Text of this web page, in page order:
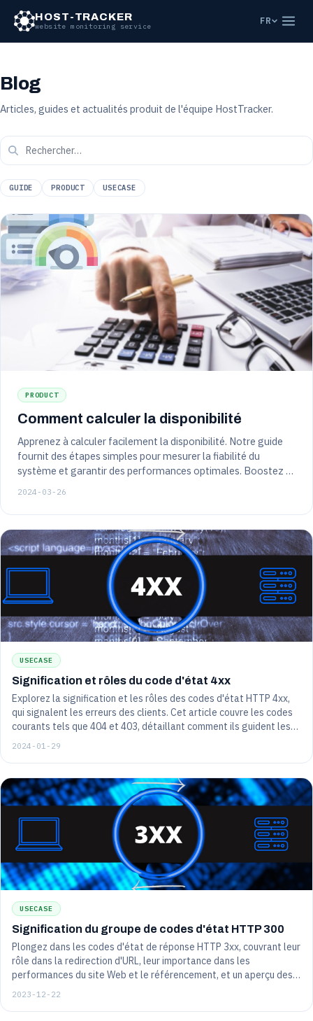
Aller au contenu principal
HOST-TRACKER
website monitoring service
FR
Blog
Articles, guides et actualités produit de l'équipe HostTracker.
GUIDE PRODUCT USECASE
PRODUCT
Comment calculer la disponibilité
Apprenez à calculer facilement la disponibilité. Notre guide
fournit des étapes simples pour mesurer la fiabilité du
système et garantir des performances optimales. Boostez la
2024-03-26
USECASE
Signification et rôles du code d'état 4xx
Explorez la signification et les rôles des codes d'état HTTP 4xx,
qui signalent les erreurs des clients. Cet article couvre les codes
courants tels que 404 et 403, détaillant comment ils guident les
interactions et le dépannage des utilisateurs du site Web.
2024-01-29
USECASE
Signification du groupe de codes d'état HTTP 300
Plongez dans les codes d'état de réponse HTTP 3xx, couvrant leur
rôle dans la redirection d'URL, leur importance dans les
performances du site Web et le référencement, et un aperçu des
codes courants tels que 301 (redirection permanente) et 302
2023-12-22